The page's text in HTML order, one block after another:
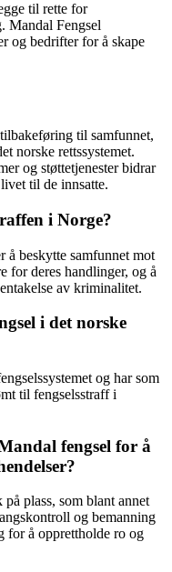
til rette for
Mandal Fengsel
og bedrifter for å skape
til samfunnet,
norske rettssystemet.
og støttetjenester bidrar
til de innsatte.
i Norge?
å beskytte samfunnet mot
for deres handlinger, og å
av kriminalitet.
i det norske
og har som
til fengselsstraff i
fengsel for å
plass, som blant annet
og bemanning
for å opprettholde ro og